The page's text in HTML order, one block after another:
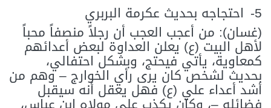
5- احتجاجه بحديث عكرمة البربري
(غسان): من أعجب العجب أن رجلاً منصفاً محباً
لأهل البيت (ع) يعلن العداوة لبعض أعدائهم
كمعاوية، يأتي فيحتج، وبشكل احتفالي،
بحديث لشخص كان يرى رأي الخوارج – وهم من
أشد أعداء علي (ع) فهل يعقل أنه سيقبل